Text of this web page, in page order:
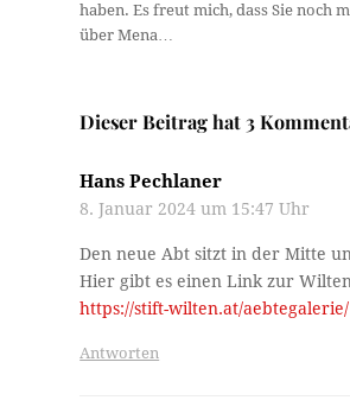
haben. Es freut mich, dass Sie noch
über Mena…
Dieser Beitrag hat 3
Hans Pechlaner
8. Januar 2024 um 15:47 Uhr
Den neue Abt sitzt in der Mitte
Hier gibt es einen Link zur
https://stift-wilten.at/aebtegalerie/
Antworten